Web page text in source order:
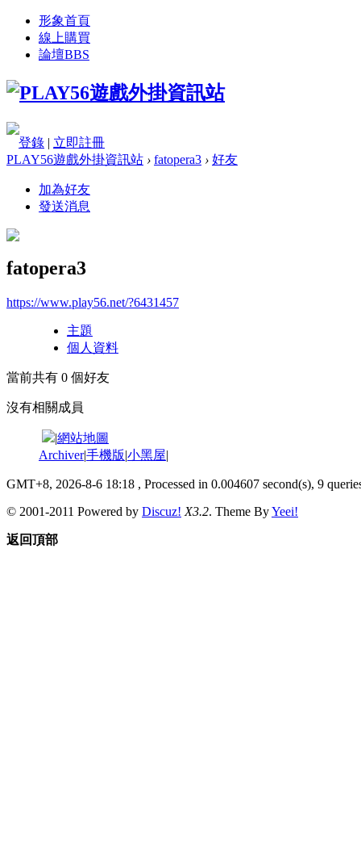
形象首頁
線上購買
論壇BBS
登錄 | 立即註冊
PLAY56遊戲外掛資訊站 › fatopera3 › 好友
加為好友
發送消息
fatopera3
https://www.play56.net/?6431457
主題
個人資料
當前共有 0 個好友
沒有相關成員
|網站地圖
Archiver|手機版|小黑屋|
GMT+8, 2026-8-6 18:18 , Processed in 0.004607 second(s), 9
© 2001-2011 Powered by Discuz! X3.2. Theme ByYeei!
返回頂部